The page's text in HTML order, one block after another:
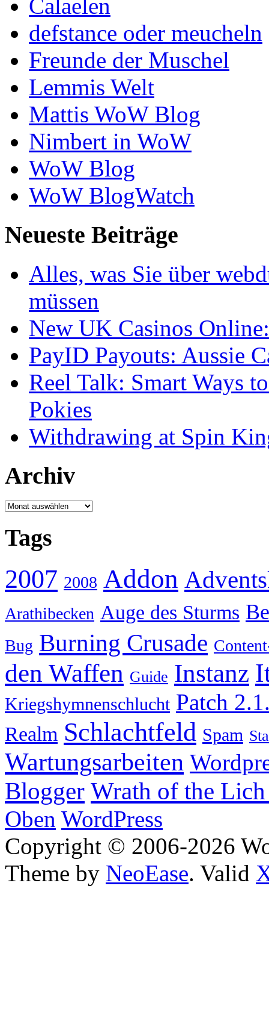
Calaelen
defstance oder meucheln
Freunde der Muschel
Lemmis Welt
Mattis WoW Blog
Nimbert in WoW
WoW Blog
WoW BlogWatch
Neueste Beiträge
Alles, was Sie über
müssen
New UK Casinos
PayID Payouts: Aussie
Reel Talk: Smart Ways
Pokies
Withdrawing at Spin
Archiv
Archiv
Tags
2007 2008 Addon
Arathibecken Auge des Sturms
Bug Burning Crusade
den Waffen Guide Instanz
Kriegshymnenschlucht Patch
Realm Schlachtfeld Spam
Wartungsarbeiten
Blogger Wrath of the
Oben WordPress
Copyright © 2006-2026
Theme by NeoEase. Valid